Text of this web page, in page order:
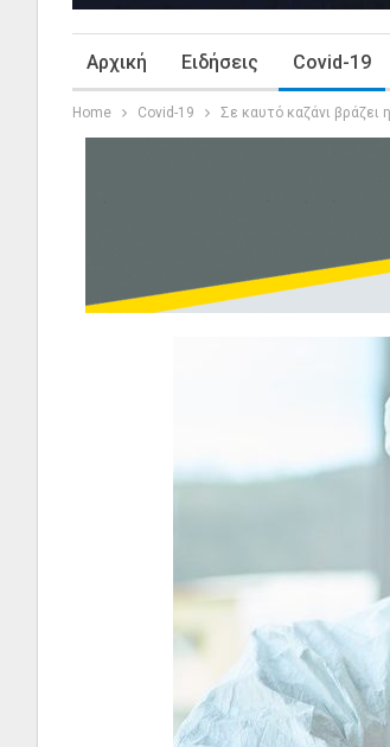
Αρχική Ειδήσεις Covid-19
Home Covid-19 Σε καυτό καζάνι βράζει